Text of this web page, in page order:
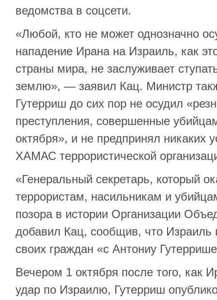
ведомства в соцсети.
«Любой, кто не может однозначно
нападение Ирана на Израиль, как
страны мира, не заслуживает
землю», — заявил Кац. Министр
Гутерриш до сих пор не осудил
преступления, совершенные
октября», и не предпринял никаких
ХАМАС террористической
«Генеральный секретарь, который
террористам, насильникам и
позора в истории Организации
добавил Кац, сообщив, что
своих граждан «с Антониу
Вечером 1 октября после того, как
удар по Израилю, Гутерриш